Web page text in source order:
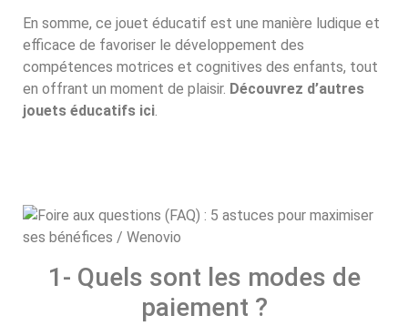
En somme, ce jouet éducatif est une manière ludique et
efficace de favoriser le développement des
compétences motrices et cognitives des enfants, tout
en offrant un moment de plaisir. Découvrez d’autres
jouets éducatifs ici.
1- Quels sont les modes de
paiement ?